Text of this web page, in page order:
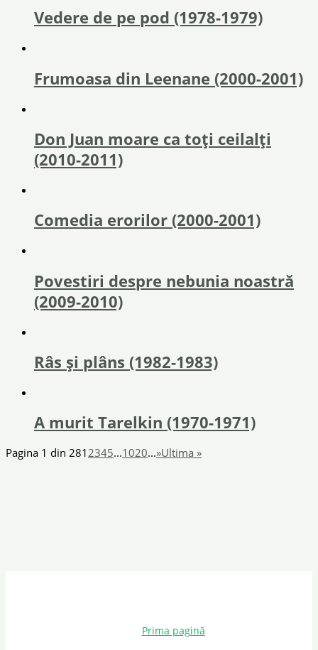
Vedere de pe pod (1978-1979)
Frumoasa din Leenane (2000-2001)
Don Juan moare ca toți ceilalți
(2010-2011)
Comedia erorilor (2000-2001)
Povestiri despre nebunia noastră
(2009-2010)
Râs și plâns (1982-1983)
A murit Tarelkin (1970-1971)
Pagina 1 din 2812345...1020...»Ultima »
Prima pagină